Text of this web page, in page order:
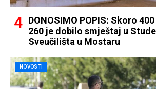
DONOSIMO POPIS: Skoro
260 je dobilo smještaj u
Sveučilišta u Mostaru
NOVOSTI